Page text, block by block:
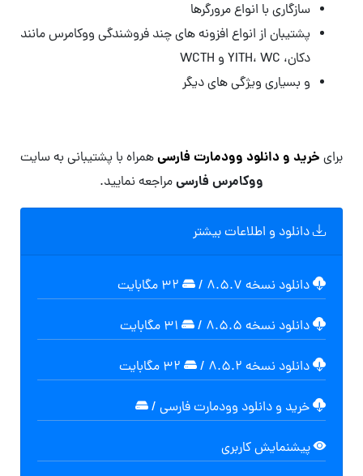
سازگاری با انواع مرورگرها
پشتیبان از انواع افزونه های چند فروشندگی ووکامرس مانند
دکان، YITH، WC و WCTH
و بسیاری ویژگی های دیگر
برای خرید و دانلود وودمارت فارسیهمراه با پشتیبانی به سایت
ووکامرس فارسیمراجعه نمایید.
دانلود و اطلاعات بیشتر
دانلود نسخه ۸.۵.۷ /
دانلود نسخه ۸.۵.۵ /
دانلود نسخه ۸.۵.۲ /
خرید و دانلود وودمارت فارسی /
پیشنمایش کاربری